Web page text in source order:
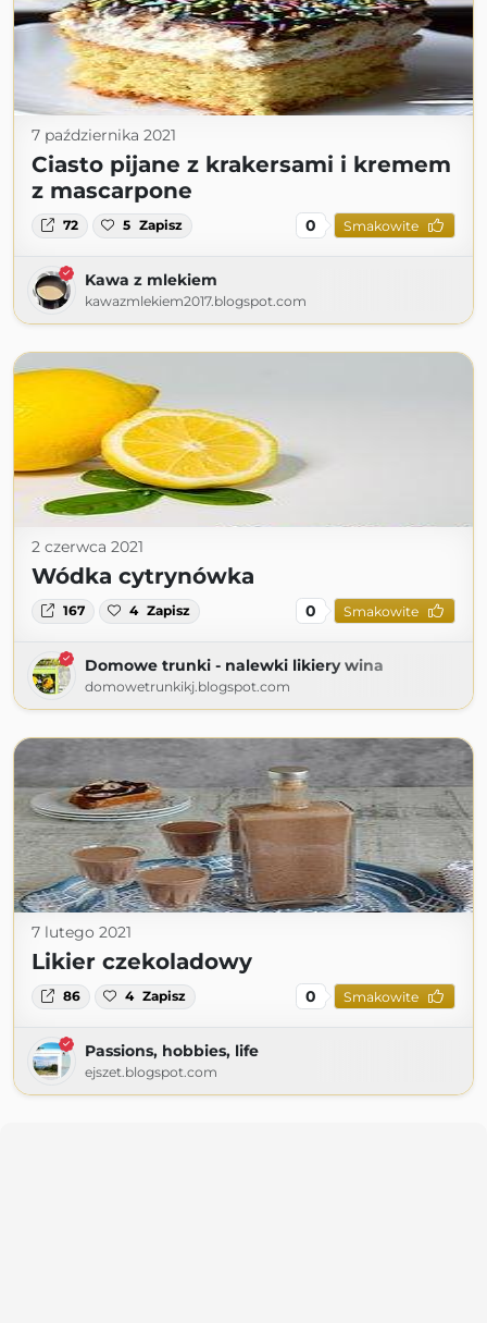
7 października 2021
Ciasto pijane z krakersami i kremem
z mascarpone
72 5 Zapisz 0 Smakowite
Kawa z mlekiem
kawazmlekiem2017.blogspot.com
2 czerwca 2021
Wódka cytrynówka
167 4 Zapisz 0 Smakowite
Domowe trunki - nalewki likiery wina
domowetrunkikj.blogspot.com
7 lutego 2021
Likier czekoladowy
86 4 Zapisz 0 Smakowite
Passions, hobbies, life
ejszet.blogspot.com